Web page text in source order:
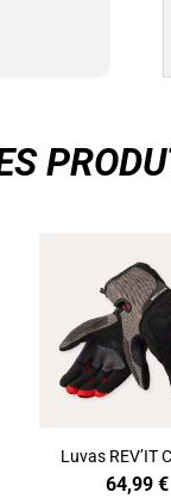
Luvas REV’IT
64,99 €